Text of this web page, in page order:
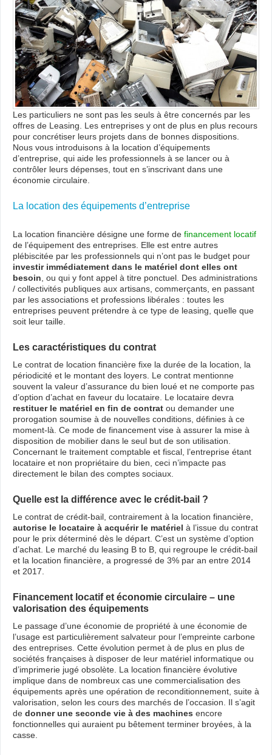
Les particuliers ne sont pas les seuls à être concernés par les
offres de Leasing. Les entreprises y ont de plus en plus recours
pour concrétiser leurs projets dans de bonnes dispositions.
Nous vous introduisons à la location d’équipements
d’entreprise, qui aide les professionnels à se lancer ou à
contrôler leurs dépenses, tout en s’inscrivant dans une
économie circulaire.
La location des équipements d’entreprise
La location financière désigne une forme de financement locatif
de l’équipement des entreprises. Elle est entre autres
plébiscitée par les professionnels qui n’ont pas le budget pour
investir immédiatement dans le matériel dont elles ont
besoin , ou qui y font appel à titre ponctuel. Des administrations
/ collectivités publiques aux artisans, commerçants, en passant
par les associations et professions libérales : toutes les
entreprises peuvent prétendre à ce type de leasing, quelle que
soit leur taille.
Les caractéristiques du contrat
Le contrat de location financière fixe la durée de la location, la
périodicité et le montant des loyers. Le contrat mentionne
souvent la valeur d’assurance du bien loué et ne comporte pas
d’option d’achat en faveur du locataire. Le locataire devra
restituer le matériel en fin de contrat ou demander une
prorogation soumise à de nouvelles conditions, définies à ce
moment-là. Ce mode de financement vise à assurer la mise à
disposition de mobilier dans le seul but de son utilisation.
Concernant le traitement comptable et fiscal, l’entreprise étant
locataire et non propriétaire du bien, ceci n’impacte pas
directement le bilan des comptes sociaux.
Quelle est la différence avec le crédit-bail ?
Le contrat de crédit-bail, contrairement à la location financière,
autorise le locataire à acquérir le matériel à l’issue du contrat
pour le prix déterminé dès le départ. C’est un système d’option
d’achat. Le marché du leasing B to B, qui regroupe le crédit-bail
et la location financière, a progressé de 3% par an entre 2014
et 2017.
Financement locatif et économie circulaire – une
valorisation des équipements
Le passage d’une économie de propriété à une économie de
l’usage est particulièrement salvateur pour l’empreinte carbone
des entreprises. Cette évolution permet à de plus en plus de
sociétés françaises à disposer de leur matériel informatique ou
d’imprimerie jugé obsolète. La location financière évolutive
implique dans de nombreux cas une commercialisation des
équipements après une opération de reconditionnement, suite à
valorisation, selon les cours des marchés de l’occasion. Il s’agit
de donner une seconde vie à des machines encore
fonctionnelles qui auraient pu bêtement terminer broyées, à la
casse.